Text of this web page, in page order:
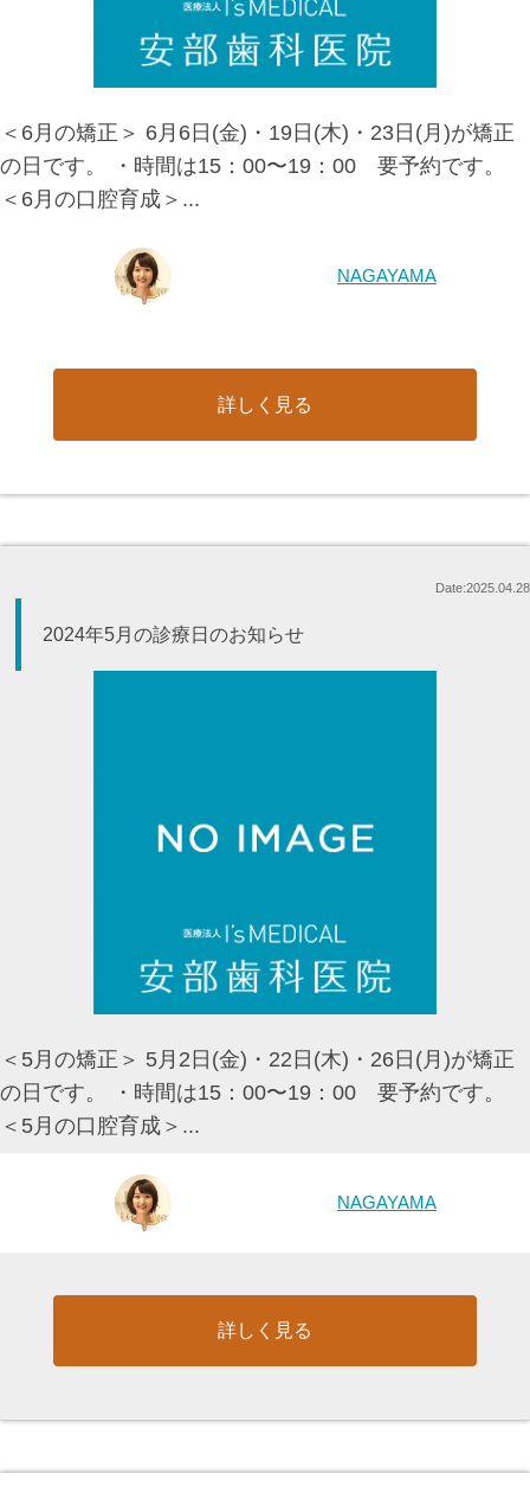
＜6月の矯正＞ 6月6日(金)・19日(木)・23日(月)が矯正
の日です。 ・時間は15：00〜19：00 要予約です。
＜6月の口腔育成＞...
NAGAYAMA
詳しく見る
Date:2025.04.28
2024年5月の診療日のお知らせ
＜5月の矯正＞ 5月2日(金)・22日(木)・26日(月)が矯正
の日です。 ・時間は15：00〜19：00 要予約です。
＜5月の口腔育成＞...
NAGAYAMA
詳しく見る